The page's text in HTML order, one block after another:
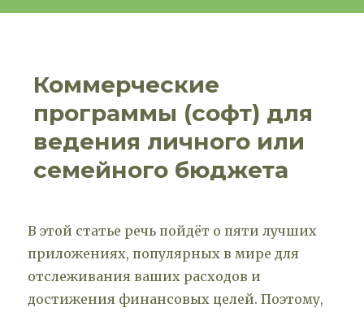
Коммерческие
программы (софт) для
ведения личного или
семейного бюджета
В этой статье речь пойдёт о пяти лучших
приложениях, популярных в мире для
отслеживания ваших расходов и
достижения финансовых целей. Поэтому,